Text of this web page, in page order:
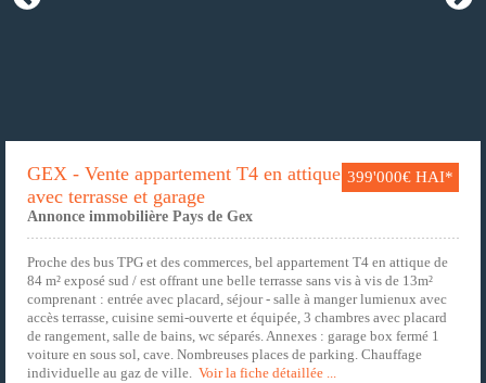
399'000€ HAI*
GEX - Vente appartement T4 en attique
avec terrasse et garage
Annonce immobilière Pays de Gex
Proche des bus TPG et des commerces, bel appartement T4 en attique de
84 m² exposé sud / est offrant une belle terrasse sans vis à vis de 13m²
comprenant : entrée avec placard, séjour - salle à manger lumienux avec
accès terrasse, cuisine semi-ouverte et équipée, 3 chambres avec placard
de rangement, salle de bains, wc séparés. Annexes : garage box fermé 1
voiture en sous sol, cave. Nombreuses places de parking. Chauffage
individuelle au gaz de ville. Voir la fiche détaillée ...